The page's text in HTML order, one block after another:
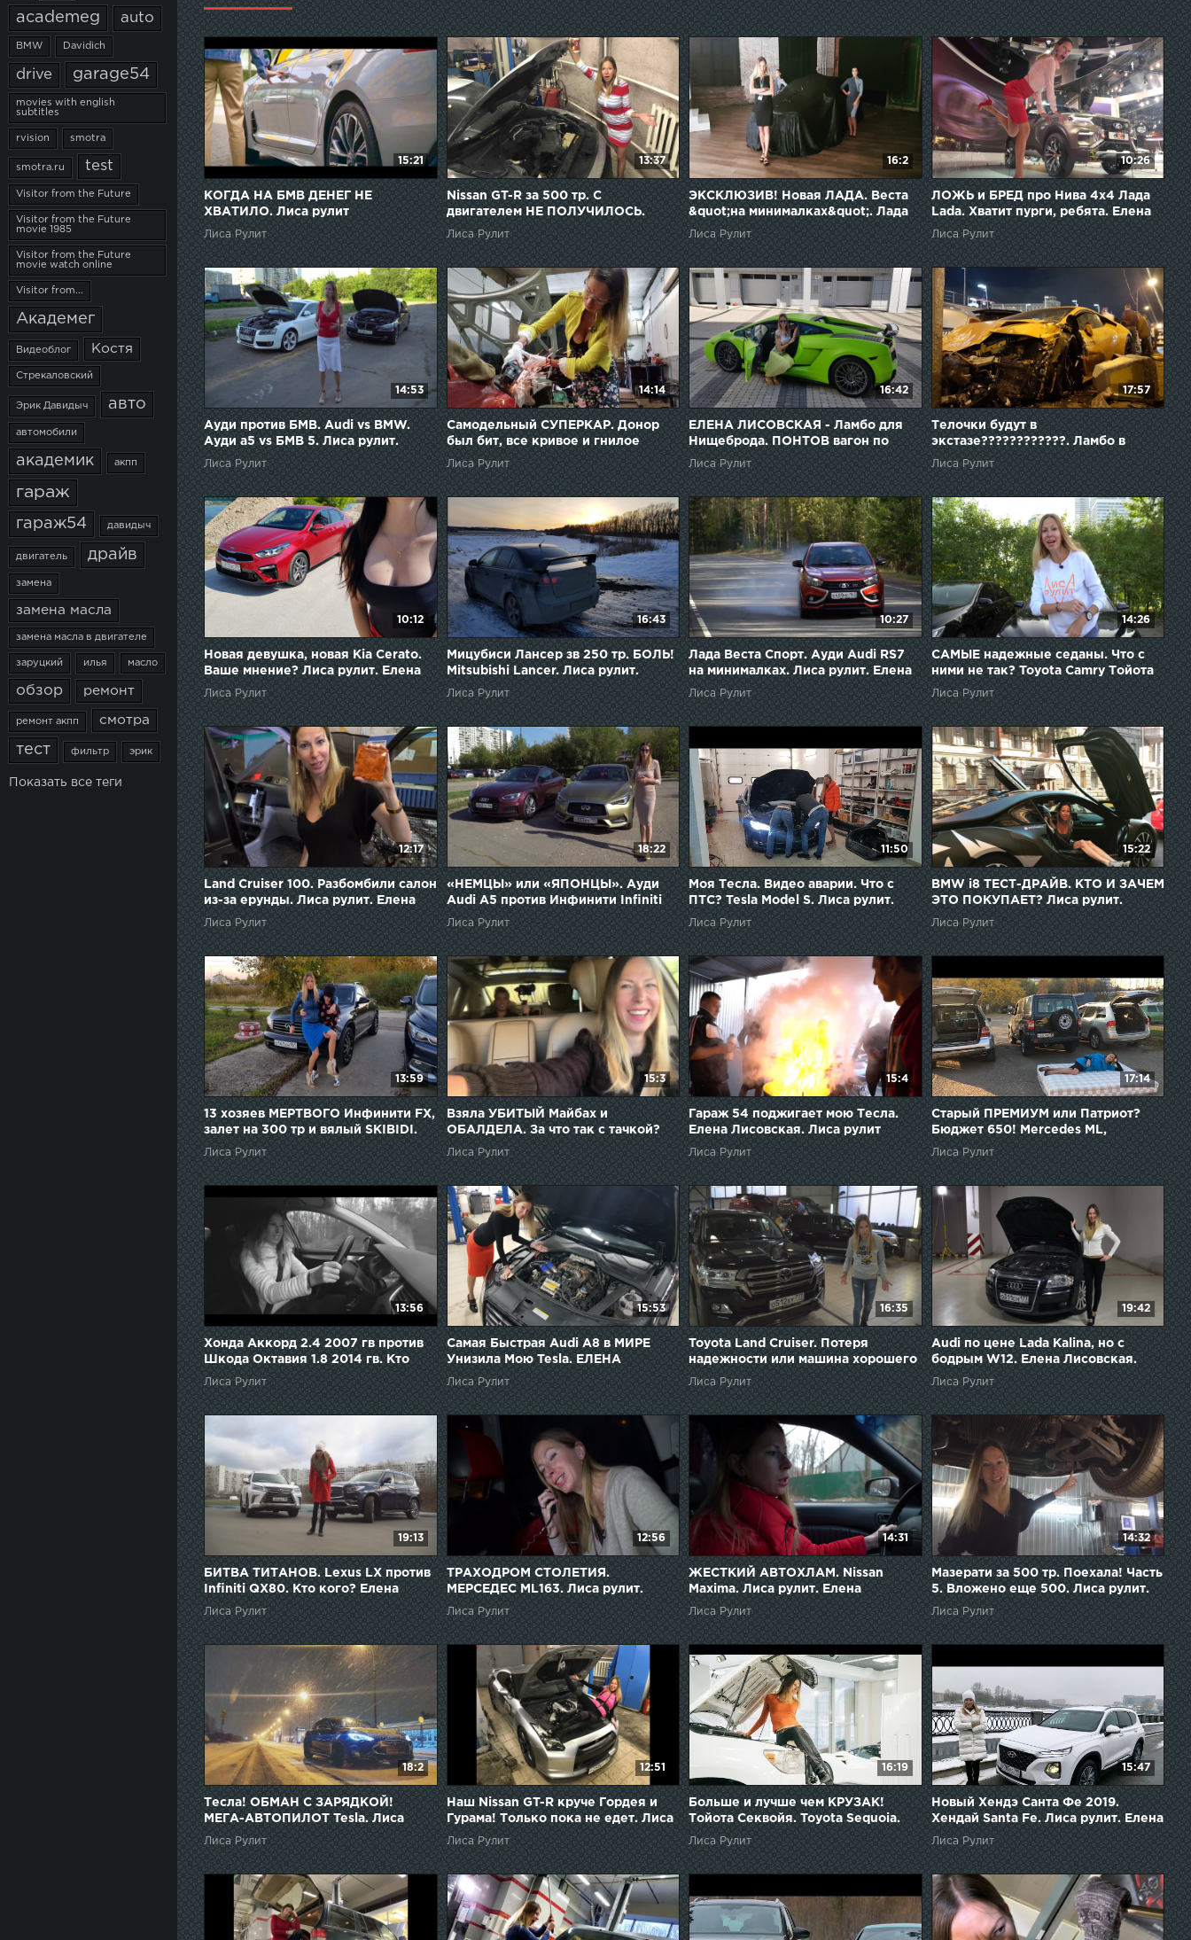
academeg auto
BMW Davidich
drive garage54
movies with english
subtitles
rvision smotra
smotra.ru test
Visitor from the Future
Visitor from the Future
movie 1985
Visitor from the Future
movie watch online
Visitor from...
Академег
Видеоблог Костя
Стрекаловский
Эрик Давидыч авто
автомобили
академик акпп
гараж
гараж54 давидыч
двигатель драйв
замена
замена масла
замена масла в двигателе
заруцкий илья масло
обзор ремонт
ремонт акпп смотра
тест фильтр эрик
Показать все теги
15:21
КОГДА НА БМВ ДЕНЕГ НЕ
ХВАТИЛО. Лиса рулит
Лиса Рулит
13:37
Nissan GT-R за 500 тр. С
двигателем НЕ ПОЛУЧИЛОСЬ.
Расходы бешеные. Лиса рулит.
Елена Лисовская
Лиса Рулит
16:2
ЭКСКЛЮЗИВ! Новая ЛАДА. Веста
&quot;на минималках&quot;. Лада
Гранта. Lada Granta. Елена
Лисовская. Лиса рулит
Лиса Рулит
10:26
ЛОЖЬ и БРЕД про Нива 4х4 Лада
Lada. Хватит пурги, ребята. Елена
Лисовская. Лиса рулит
Лиса Рулит
14:53
Ауди против БМВ. Audi vs BMW.
Ауди а5 vs БМВ 5. Лиса рулит.
Елена Лисовская
Лиса Рулит
14:14
Самодельный СУПЕРКАР. Донор
был бит, все кривое и гнилое
внутри. Елена Лисовская. Лиса
рулит
Лиса Рулит
16:42
ЕЛЕНА ЛИСОВСКАЯ - Ламбо для
Нищеброда. ПОНТОВ вагон по
цене Хендая. Лиса рулит. Елена
Лисовская
Лиса Рулит
17:57
Телочки будут в
экстазе????????????. Ламбо в
заднице. Ауди Audi R8. Лиса рулит.
Елена Лисовская
Лиса Рулит
10:12
Новая девушка, новая Kia Cerato.
Ваше мнение? Лиса рулит. Елена
Лисовская
Лиса Рулит
16:43
Мицубиси Лансер зв 250 тр. БОЛЬ!
Mitsubishi Lancer. Лиса рулит.
Елена Лисовская
Лиса Рулит
10:27
Лада Веста Спорт. Ауди Audi RS7
на минималках. Лиса рулит. Елена
Лисовская
Лиса Рулит
14:26
САМЫЕ надежные седаны. Что с
ними не так? Toyota Camry Тойота
Камри. Лиса рулит. Елена
Лисовская
Лиса Рулит
12:17
Land Cruiser 100. Разбомбили салон
из-за ерунды. Лиса рулит. Елена
Лисовская
Лиса Рулит
18:22
«НЕМЦЫ» или «ЯПОНЦЫ». Ауди
Audi A5 против Инфинити Infiniti
Q60s. Лиса рулит. Елена Лисовская
Лиса Рулит
11:50
Моя Тесла. Видео аварии. Что с
ПТС? Tesla Model S. Лиса рулит.
Елена Лисовская
Лиса Рулит
15:22
BMW i8 ТЕСТ-ДРАЙВ. КТО И ЗАЧЕМ
ЭТО ПОКУПАЕТ? Лиса рулит.
Елена Лисовская
Лиса Рулит
13:59
13 хозяев МЕРТВОГО Инфинити FX,
залет на 300 тр и вялый SKIBIDI.
Елена Лисовская. Лиса рулит
Лиса Рулит
15:3
Взяла УБИТЫЙ Майбах и
ОБАЛДЕЛА. За что так с тачкой?
Елена Лисовская. Лиса рулит
Лиса Рулит
15:4
Гараж 54 поджигает мою Тесла.
Елена Лисовская. Лиса рулит
Лиса Рулит
17:14
Старый ПРЕМИУМ или Патриот?
Бюджет 650! Mercedes ML,
Volkswagen Touareg. Елена
Лисовская. Лиса рулит
Лиса Рулит
13:56
Хонда Аккорд 2.4 2007 гв против
Шкода Октавия 1.8 2014 гв. Кто
кого? Елена Лисовская. Лиса рулит
Лиса Рулит
15:53
Самая Быстрая Audi A8 в МИРЕ
Унизила Мою Tesla. ЕЛЕНА
ЛИСОВСКАЯ. Лиса рулит
Лиса Рулит
16:35
Toyota Land Cruiser. Потеря
надежности или машина хорошего
настроения? Елена Лисовская.
Лиса рулит
Лиса Рулит
19:42
Audi по цене Lada Kalina, но с
бодрым W12. Елена Лисовская.
Лиса рулит
Лиса Рулит
19:13
БИТВА ТИТАНОВ. Lexus LX против
Infiniti QX80. Кто кого? Елена
Лисовская. Лиса рулит
Лиса Рулит
12:56
ТРАХОДРОМ СТОЛЕТИЯ.
МЕРСЕДЕС ML163. Лиса рулит.
Елена Лисовская
Лиса Рулит
14:31
ЖЕСТКИЙ АВТОХЛАМ. Nissan
Maxima. Лиса рулит. Елена
Лисовская
Лиса Рулит
14:32
Мазерати за 500 тр. Поехала! Часть
5. Вложено еще 500. Лиса рулит.
Елена Лисовская
Лиса Рулит
18:2
Тесла! ОБМАН С ЗАРЯДКОЙ!
МЕГА-АВТОПИЛОТ Tesla. Лиса
рулит. Елена Лисовская
Лиса Рулит
12:51
Наш Nissan GT-R круче Гордея и
Гурама! Только пока не едет. Лиса
Рулит. Елена Лисовская
Лиса Рулит
16:19
Больше и лучше чем КРУЗАК!
Тойота Секвойя. Toyota Sequoia.
Лиса рулит. Елена Лисовская
Лиса Рулит
15:47
Новый Хендэ Санта Фе 2019.
Хендай Santa Fe. Лиса рулит. Елена
Лисовская
Лиса Рулит